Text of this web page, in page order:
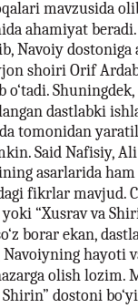
mavzusida
ahamiyat
Navoiy dostoniga
shoiri Orif
o‘tadi.
dastlabki
tomonidan
Said Nafisiy,
asarlarida ham
fikrlar mavjud.
“Xusrav va
borar ekan,
hayoti
olish lozim.
dostoni